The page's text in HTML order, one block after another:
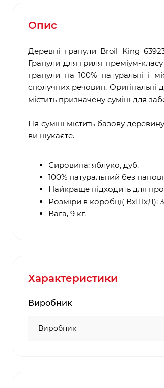
Опис
Деревні гранули Broil King
Гранули для гриля преміум-
гранули на 100% натуральні і
сполучних речовин.
містить призначену суміш для
Ця суміш містить базову
ви шукаєте.
Сировина: яблуко, дуб.
100% натуральний без
Найкраще підходить для
Розміри в коробці( ВхШхД):
Вага, 9 кг.
Характеристики
Виробник
Виробник